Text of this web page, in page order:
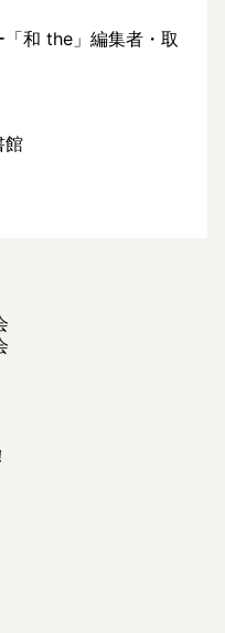
和 the」編集者・取
館